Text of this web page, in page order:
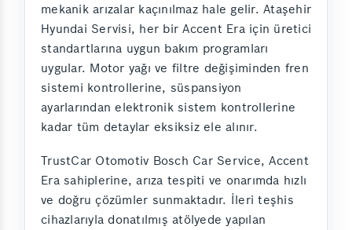
mekanik arızalar kaçınılmaz hale gelir. Ataşehir
Hyundai Servisi, her bir Accent Era için üretici
standartlarına uygun bakım programları
uygular. Motor yağı ve filtre değişiminden fren
sistemi kontrollerine, süspansiyon
ayarlarından elektronik sistem kontrollerine
kadar tüm detaylar eksiksiz ele alınır.
TrustCar Otomotiv Bosch Car Service, Accent
Era sahiplerine, arıza tespiti ve onarımda hızlı
ve doğru çözümler sunmaktadır. İleri teşhis
cihazlarıyla donatılmış atölyede yapılan